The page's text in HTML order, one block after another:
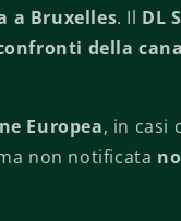
a Bruxelles. Il DL
della
Europea, in casi
non notificata